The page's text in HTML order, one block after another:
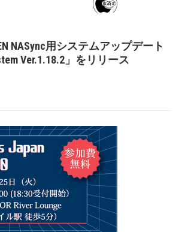
NASync用システムアップデート
Ver.1.18.2」をリリース